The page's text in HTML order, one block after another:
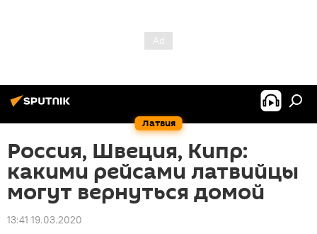
Латвия
Россия, Швеция, Кипр:
какими рейсами латвийцы
могут вернуться домой
13:41 19.03.2020